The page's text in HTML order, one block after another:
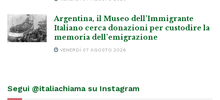
Argentina, il Museo dell’Immigrante
Italiano cerca donazioni per custodire la
memoria dell’emigrazione
VENERDÌ 07 AGOSTO 2026
Segui @italiachiama su Instagram